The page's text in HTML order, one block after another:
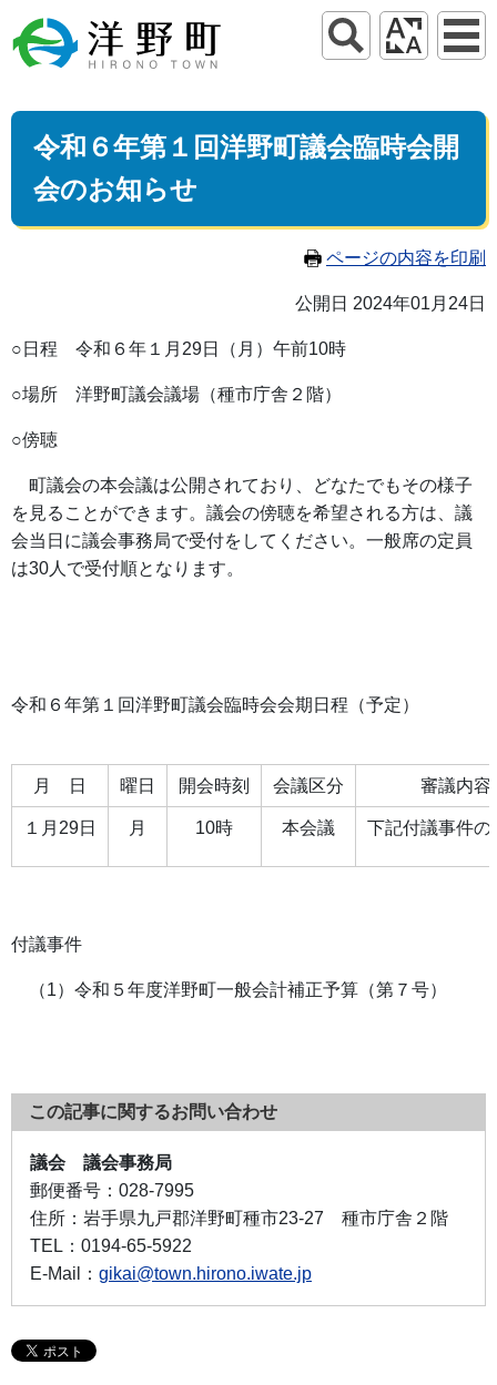
令和６年第１回洋野町議会臨時会開
会のお知らせ
ページの内容を印刷
公開日 2024年01月24日
○日程 令和６年１月29日（月）午前10時
○場所 洋野町議会議場（種市庁舎２階）
○傍聴
町議会の本会議は公開されており、どなたでもその様子
を見ることができます。議会の傍聴を希望される方は、議
会当日に議会事務局で受付をしてください。一般席の定員
は30人で受付順となります。
令和６年第１回洋野町議会臨時会会期日程（予定）
月 日 曜日 開会時刻 会議区分 審議内容
１月29日 月 10時 本会議 下記付議事件
付議事件
（1）令和５年度洋野町一般会計補正予算（第７号）
この記事に関するお問い合わせ
議会 議会事務局
郵便番号： 028-7995
住所： 岩手県九戸郡洋野町種市23-27 種市庁舎２階
TEL： 0194-65-5922
E-Mail： gikai@town.hirono.iwate.jp